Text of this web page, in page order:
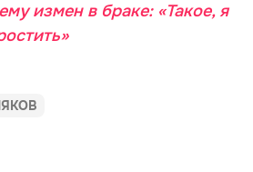
измен в браке: «Такое, я